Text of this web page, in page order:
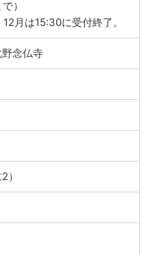
）
月は15:30に受付終了。
念仏寺
）